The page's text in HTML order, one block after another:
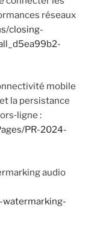
réseaux
closing-
mobile
la persistance
:
PR-2024-
audio
watermarking-